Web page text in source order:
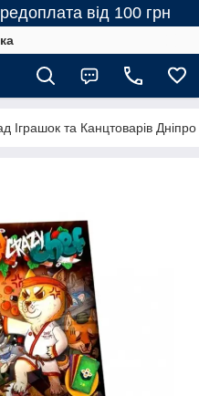
від 100 грн
Іграшок та Канцтоварів Дніпро